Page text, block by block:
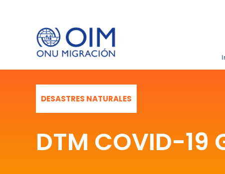
contenido
DESASTRES NATURALES
DTM COVID-